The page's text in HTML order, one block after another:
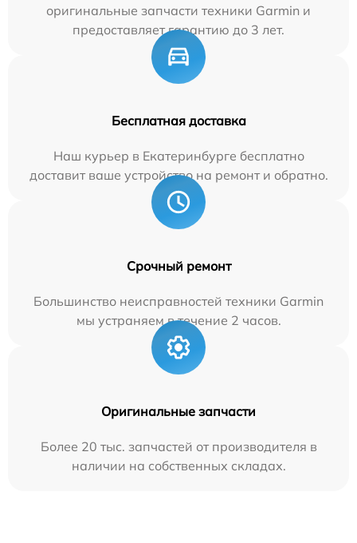
оригинальные запчасти техники Garmin и
предоставляет гарантию до 3 лет.
Бесплатная доставка
Наш курьер в Екатеринбурге бесплатно
доставит ваше устройство на ремонт и обратно.
Срочный ремонт
Большинство неисправностей техники Garmin
мы устраняем в течение 2 часов.
Оригинальные запчасти
Более 20 тыс. запчастей от производителя в
наличии на собственных складах.